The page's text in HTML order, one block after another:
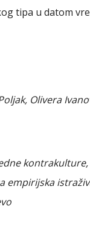
tipa u datom
Olivera
empirijska